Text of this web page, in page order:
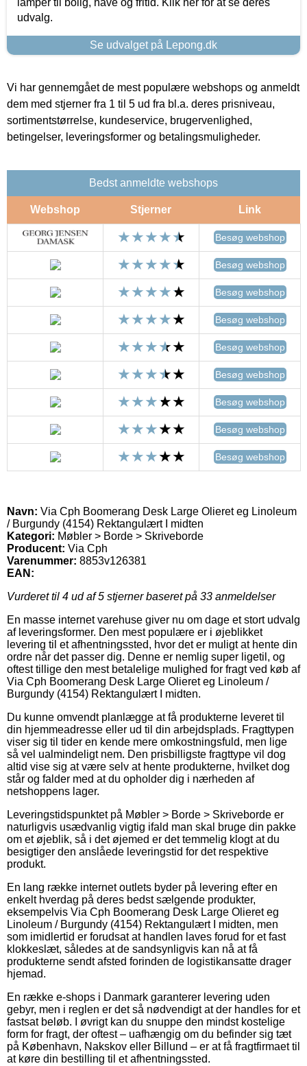
lamper til bolig, have og fritid. Klik her for at se deres
udvalg.
Se udvalget på Lepong.dk
Vi har gennemgået de mest populære webshops og anmeldt
dem med stjerner fra 1 til 5 ud fra bl.a. deres prisniveau,
sortimentstørrelse, kundeservice, brugervenlighed,
betingelser, leveringsformer og betalingsmuligheder.
Bedst anmeldte webshops
Webshop Stjerner Link
Besøg webshop
Besøg webshop
Besøg webshop
Besøg webshop
Besøg webshop
Besøg webshop
Besøg webshop
Besøg webshop
Besøg webshop
Navn: Via Cph Boomerang Desk Large Olieret eg Linoleum
/ Burgundy (4154) Rektangulært I midten
Kategori: Møbler > Borde > Skriveborde
Producent: Via Cph
Varenummer: 8853v126381
EAN:
Vurderet til 4 ud af 5 stjerner baseret på 33 anmeldelser
En masse internet varehuse giver nu om dage et stort udvalg
af leveringsformer. Den mest populære er i øjeblikket
levering til et afhentningssted, hvor det er muligt at hente din
ordre når det passer dig. Denne er nemlig super ligetil, og
oftest tillige den mest betalelige mulighed for fragt ved køb af
Via Cph Boomerang Desk Large Olieret eg Linoleum /
Burgundy (4154) Rektangulært I midten.
Du kunne omvendt planlægge at få produkterne leveret til
din hjemmeadresse eller ud til din arbejdsplads. Fragttypen
viser sig til tider en kende mere omkostningsfuld, men lige
så vel ualmindeligt nem. Den prisbilligste fragttype vil dog
altid vise sig at være selv at hente produkterne, hvilket dog
står og falder med at du opholder dig i nærheden af
netshoppens lager.
Leveringstidspunktet på Møbler > Borde > Skriveborde er
naturligvis usædvanlig vigtig ifald man skal bruge din pakke
om et øjeblik, så i det øjemed er det temmelig klogt at du
besigtiger den anslåede leveringstid for det respektive
produkt.
En lang række internet outlets byder på levering efter en
enkelt hverdag på deres bedst sælgende produkter,
eksempelvis Via Cph Boomerang Desk Large Olieret eg
Linoleum / Burgundy (4154) Rektangulært I midten, men
som imidlertid er forudsat at handlen laves forud for et fast
klokkeslæt, således at de sandsynligvis kan nå at få
produkterne sendt afsted forinden de logistikansatte drager
hjemad.
En række e-shops i Danmark garanterer levering uden
gebyr, men i reglen er det så nødvendigt at der handles for et
fastsat beløb. I øvrigt kan du snuppe den mindst kostelige
form for fragt, der oftest – uafhængig om du befinder sig tæt
på København, Nakskov eller Billund – er at få fragtfirmaet til
at køre din bestilling til et afhentningssted.